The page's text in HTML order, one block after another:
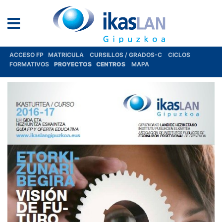
ACCESO FP MATRICULA CURSILLOS / GRADOS-C
CICLOS
FORMATIVOS
PROYECTOS CENTROS MAPA